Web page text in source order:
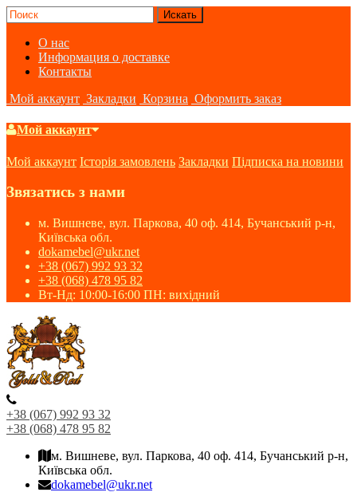
О нас
Информация о доставке
Контакты
Мой аккаунт Закладки Корзина Оформить заказ
Мой аккаунт
Мой аккаунт Історія замовлень Закладки Підписка на новини
Звязатись з нами
м. Вишневе, вул. Паркова, 40 оф. 414, Бучанський р-н,
Київська обл.
dokamebel@ukr.net
+38 (067) 992 93 32
+38 (068) 478 95 82
Вт-Нд: 10:00-16:00 ПН: вихідний
+38 (067) 992 93 32
+38 (068) 478 95 82
м. Вишневе, вул. Паркова, 40 оф. 414, Бучанський р-н,
Київська обл.
dokamebel@ukr.net